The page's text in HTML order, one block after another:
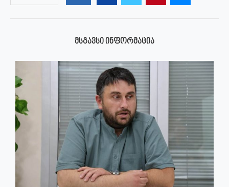
ᲛᲡᲒᲐᲕᲡᲘ ᲘᲜᲤᲝᲠᲛᲐᲪᲘᲐ